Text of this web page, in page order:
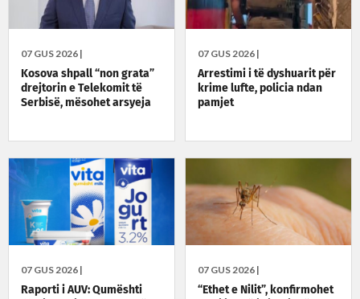
07 GUS 2026 |
Kosova shpall “non grata”
drejtorin e Telekomit të
Serbisë, mësohet arsyeja
07 GUS 2026 |
Arrestimi i të dyshuarit për
krime lufte, policia ndan
pamjet
07 GUS 2026 |
Raporti i AUV: Qumështi
07 GUS 2026 |
“Ethet e Nilit”, konfirmohet